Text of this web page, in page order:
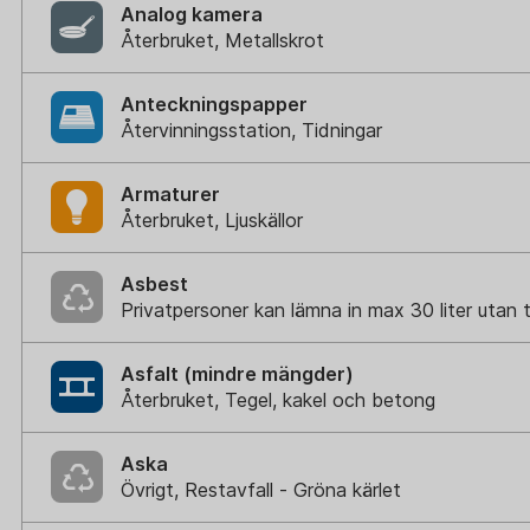
Analog kamera
Återbruket, Metallskrot
Anteckningspapper
Återvinningsstation, Tidningar
Armaturer
Återbruket, Ljuskällor
Asbest
Privatpersoner kan lämna in max 30 liter utan
Asfalt (mindre mängder)
Återbruket, Tegel, kakel och betong
Aska
Övrigt, Restavfall - Gröna kärlet